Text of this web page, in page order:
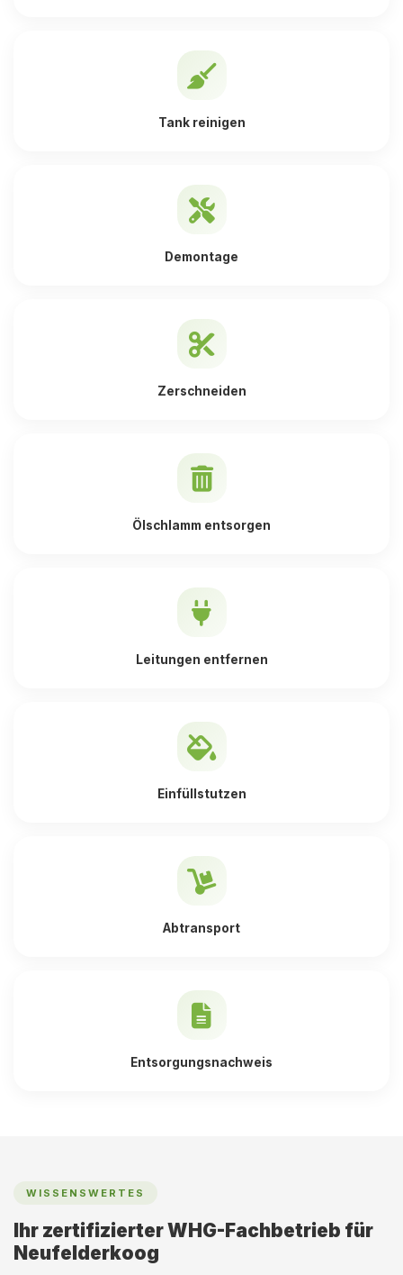
Tank reinigen
Demontage
Zerschneiden
Ölschlamm entsorgen
Leitungen entfernen
Einfüllstutzen
Abtransport
Entsorgungsnachweis
WISSENSWERTES
Ihr zertifizierter WHG-Fachbetrieb für
Neufelderkoog